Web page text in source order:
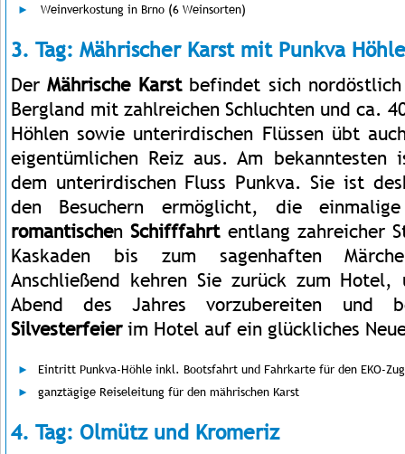
Weinverkostung in Brno (6 Weinsorten)
3. Tag: Mährischer Karst mit Punkva Höhle
DerMährische Karstbefindet sich nordöstlich
Bergland mit zahlreichen Schluchten und ca.
Höhlen sowie unterirdischen Flüssen übt
eigentümlichen Reiz aus. Am
dem unterirdischen Fluss Punkva. Sie ist
den Besuchern ermöglicht, die
romantischenSchifffahrtentlang zahreicher
Kaskaden bis zum sagenhaften
Anschließend kehren Sie zurück zum
Abend des Jahres vorzubereiten und
Silvesterfeierim Hotel auf ein glückliches
Eintritt Punkva-Höhle inkl. Bootsfahrt und Fahrkarte für den EKO-Zug
ganztägige Reiseleitung für den mährischen Karst
4. Tag: Olmütz und Kromeriz